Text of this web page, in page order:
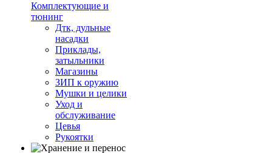
Комплектующие и
тюнинг
Дтк, дульные
насадки
Приклады,
затыльники
Магазины
ЗИП к оружию
Мушки и целики
Уход и
обслуживание
Цевья
Рукоятки